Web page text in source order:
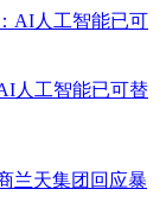
人工智能已可替